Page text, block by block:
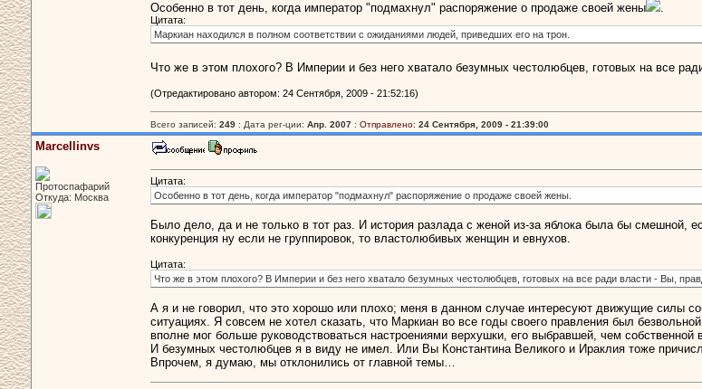
Особенно в тот день, когда император "подмахнул" распоряжение о продаже своей жены .
Цитата:
Маркиан находился в полном соответствии с ожиданиями людей, приведших его на трон.
Что же в этом плохого? В Империи и без него хватало безумных честолюбцев, готовых на все
(Отредактировано автором: 24 Сентября, 2009 - 21:52:16)
Всего записей: 249 : Дата рег-ции: Апр. 2007 : Отправлено: 24 Сентября, 2009 - 21:39:00
Marcellinvs
Протоспафарий
Откуда: Москва
Цитата:
Особенно в тот день, когда император "подмахнул" распоряжение о продаже своей жены.
Было дело, да и не только в тот раз. И история разлада с женой из-за яблока была бы смешной,
конкуренция ну если не группировок, то властолюбивых женщин и евнухов.
Цитата:
Что же в этом плохого? В Империи и без него хватало безумных честолюбцев, готовых на все ради власти - Вы,
А я и не говорил, что это хорошо или плохо; меня в данном случае интересуют движущие силы
ситуациях. Я совсем не хотел сказать, что Маркиан во все годы своего правления был
вполне мог больше руководствоваться настроениями верхушки, его выбравшей, чем собственной
И безумных честолюбцев я в виду не имел. Или Вы Константина Великого и Ираклия тоже
Впрочем, я думаю, мы отклонились от главной темы…